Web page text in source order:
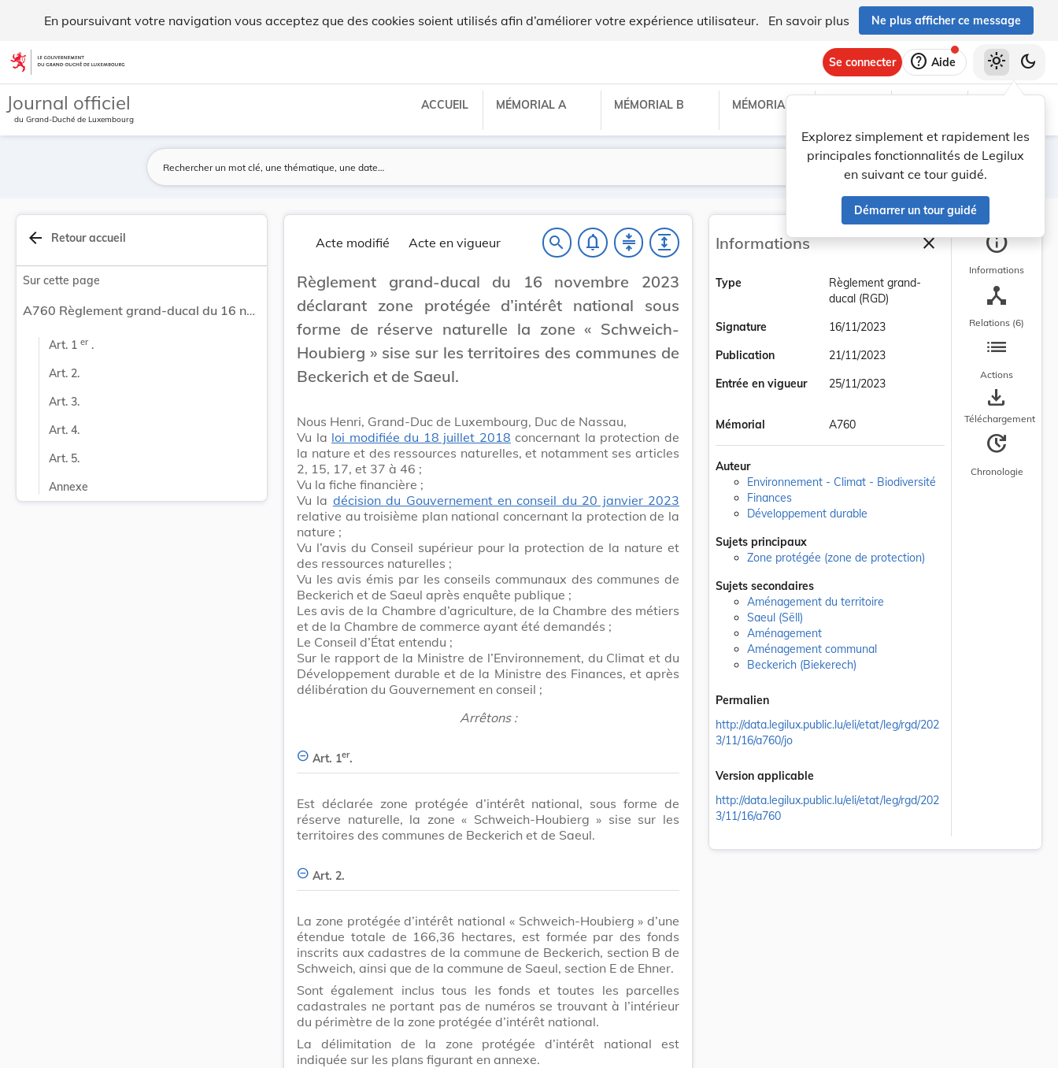
En poursuivant votre navigation vous acceptez que des cookies soient utilisés afin d’améliorer votre expérience utilisateur. En savoir plus Ne plus afficher ce message
Aller au contenu
Se connecter help Aide
Explorez simplement et rapidement les
principales fonctionnalités de Legilux
en suivant ce tour guidé.
Démarrer un tour guidé
light_mode dark_mode
Journal officiel
du Grand-Duché de Luxembourg
ACCUEIL MÉMORIAL A MÉMORIAL B MÉMORIAL C
Lancer la recherche
Filtres
arrow_back Retour accueil
Sur cette page
A760 Règlement grand-ducal du 16 novembre 2023 déclarant zone protégée d’intérêt national sous forme de réserve naturelle la zone « Schweich-Houbierg » sise sur les territoires des communes de Beckerich et de Saeul.
Art. 1 er .
Art. 2.
Art. 3.
Art. 4.
Art. 5.
Annexe
Acte modifié Acte en vigueur search notifications_none compress expand
Règlement grand-ducal du 16 novembre 2023
déclarant zone protégée d’intérêt national sous
forme de réserve naturelle la zone « Schweich-
Houbierg » sise sur les territoires des communes de
Beckerich et de Saeul.
Nous Henri, Grand-Duc de Luxembourg, Duc de Nassau,
Vu la loi modifiée du 18 juillet 2018 concernant la protection de
la nature et des ressources naturelles, et notamment ses articles
2, 15, 17, et 37 à 46 ;
Vu la fiche financière ;
Vu la décision du Gouvernement en conseil du 20 janvier 2023
relative au troisième plan national concernant la protection de la
nature ;
Vu l’avis du Conseil supérieur pour la protection de la nature et
des ressources naturelles ;
Vu les avis émis par les conseils communaux des communes de
Beckerich et de Saeul après enquête publique ;
Les avis de la Chambre d’agriculture, de la Chambre des métiers
et de la Chambre de commerce ayant été demandés ;
Le Conseil d’État entendu ;
Sur le rapport de la Ministre de l’Environnement, du Climat et du
Développement durable et de la Ministre des Finances, et après
délibération du Gouvernement en conseil ;
Arrêtons :
Art. 1er.
Est déclarée zone protégée d’intérêt national, sous forme de
réserve naturelle, la zone « Schweich-Houbierg » sise sur les
territoires des communes de Beckerich et de Saeul.
Art. 2.
La zone protégée d’intérêt national « Schweich-Houbierg » d’une
étendue totale de 166,36 hectares, est formée par des fonds
inscrits aux cadastres de la commune de Beckerich, section B de
Schweich, ainsi que de la commune de Saeul, section E de Ehner.
Sont également inclus tous les fonds et toutes les parcelles
cadastrales ne portant pas de numéros se trouvant à l’intérieur
du périmètre de la zone protégée d’intérêt national.
La délimitation de la zone protégée d’intérêt national est
indiquée sur les plans figurant en annexe.
Informations closeFermer la barre
Type
Règlement grand-
ducal (RGD)
Signature
16/11/2023
Publication
21/11/2023
Entrée en vigueur
25/11/2023
Mémorial A760
Auteur
Environnement - Climat - Biodiversité
Finances
Développement durable
Sujets principaux
Zone protégée (zone de protection)
Sujets secondaires
Aménagement du territoire
Saeul (Sëll)
Aménagement
Aménagement communal
Beckerich (Biekerech)
Permalien
http://data.legilux.public.lu/eli/etat/leg/rgd/202
3/11/16/a760/jo
Version applicable
http://data.legilux.public.lu/eli/etat/leg/rgd/202
3/11/16/a760
info
Informations
device_hub
Relations (6)
list
Actions
save_alt
Téléchargement
update
Chronologie